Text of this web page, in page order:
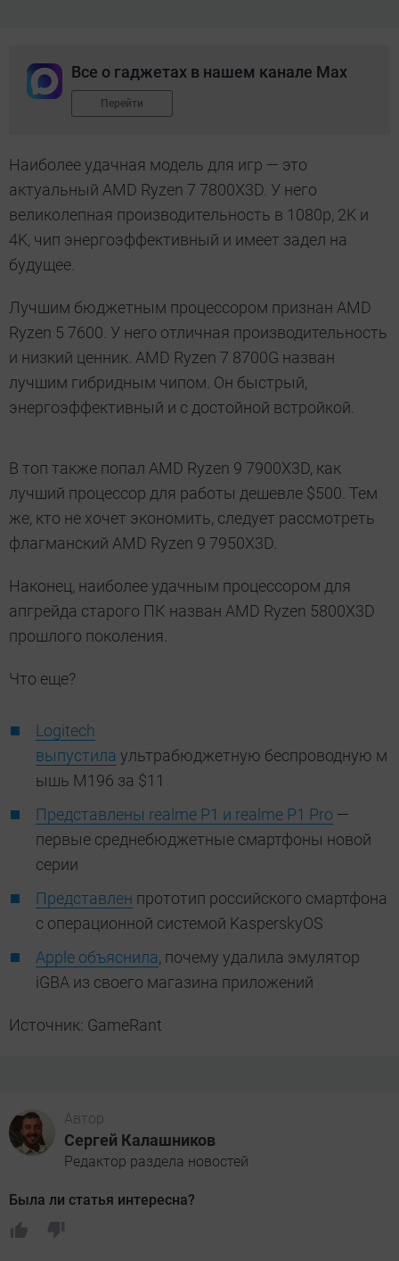
Все о гаджетах в нашем канале Max
Перейти
Наиболее удачная модель для игр — это
актуальный AMD Ryzen 7 7800X3D. У него
великолепная производительность в 1080p, 2K и
4K, чип энергоэффективный и имеет задел на
будущее.
Лучшим бюджетным процессором признан AMD
Ryzen 5 7600. У него отличная производительность
и низкий ценник. AMD Ryzen 7 8700G назван
лучшим гибридным чипом. Он быстрый,
энергоэффективный и с достойной встройкой.
В топ также попал AMD Ryzen 9 7900X3D, как
лучший процессор для работы дешевле $500. Тем
же, кто не хочет экономить, следует рассмотреть
флагманский AMD Ryzen 9 7950X3D.
Наконец, наиболее удачным процессором для
апгрейда старого ПК назван AMD Ryzen 5800X3D
прошлого поколения.
Что еще?
Logitech
выпустила ультрабюджетную беспроводную м
ышь M196 за $11
Представлены realme P1 и realme P1 Pro —
первые среднебюджетные смартфоны новой
серии
Представлен прототип российского смартфона
с операционной системой KasperskyOS
Apple объяснила, почему удалила эмулятор
iGBA из своего магазина приложений
Источник: GameRant
Автор
Сергей Калашников
Редактор раздела новостей
Была ли статья интересна?